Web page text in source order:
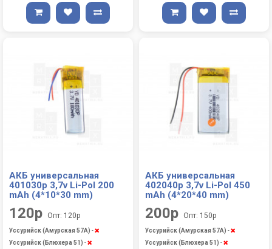
АКБ универсальная
401030p 3,7v Li-Pol 200
mAh (4*10*30 mm)
120р Опт: 120р
Уссурийск (Амурская 57А) -
Уссурийск (Блюхера 51) -
АКБ универсальная
402040p 3,7v Li-Pol 450
mAh (4*20*40 mm)
200р Опт: 150р
Уссурийск (Амурская 57А) -
Уссурийск (Блюхера 51) -